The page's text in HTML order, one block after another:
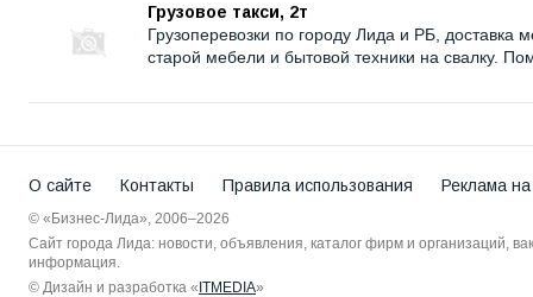
Грузовое такси, 2т
Грузоперевозки по городу Лида и РБ, доставка
старой мебели и бытовой техники на свалку.
О сайте Контакты Правила использования Реклама
© «Бизнес-Лида», 2006–2026
Сайт города Лида: новости, объявления, каталог фирм и организаций,
информация.
© Дизайн и разработка «ITMEDIA»